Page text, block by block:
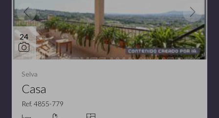
24
Selva
Casa
Ref. 4855-779